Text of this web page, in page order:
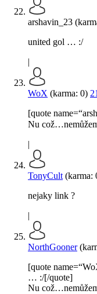
arshavin_23
united gol … :/
|
WoX (karma: 0)
[quote
Nu
|
TonyCult (karma:
nejaky link ?
|
NorthGooner
[quote
… :/[/quote]
Nu